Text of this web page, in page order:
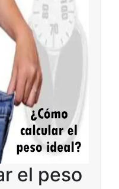
el peso